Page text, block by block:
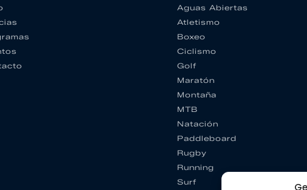
Aguas Abiertas
Atletismo
Boxeo
Ciclismo
Golf
Maratón
Montaña
MTB
Natación
Paddleboard
Rugby
Running
Surf